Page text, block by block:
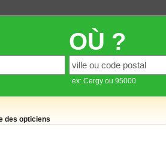
OÙ ?
ex: Cergy ou 95000
des opticiens